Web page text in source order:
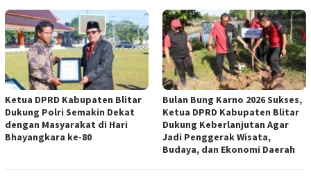
Ketua DPRD Kabupaten Blitar
Dukung Polri Semakin Dekat
dengan Masyarakat di Hari
Bhayangkara ke-80
Bulan Bung Karno 2026 Sukses,
Ketua DPRD Kabupaten Blitar
Dukung Keberlanjutan Agar
Jadi Penggerak Wisata,
Budaya, dan Ekonomi Daerah